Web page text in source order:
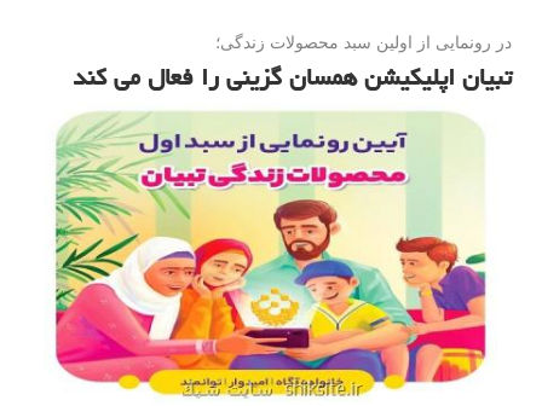
در رونمایی از اولین سبد محصولات زندگی؛
تبیان اپلیكیشن همسان گزینی را فعال می كند